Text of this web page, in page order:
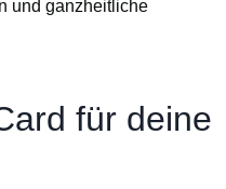
und ganzheitliche
für deine